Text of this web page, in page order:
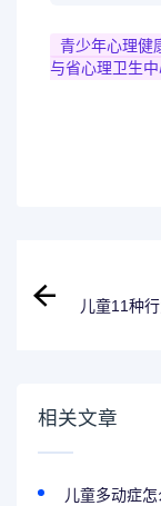
青少年心理健
与省心理卫生
儿童11种行
相关文章
儿童多动症